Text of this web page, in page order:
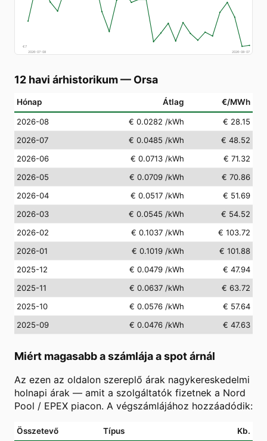
€7
2026-07-08
2026-08-07
12 havi árhistorikum— Orsa
Hónap Átlag €/MWh
2026-08 € 0.0282 /kWh
€ 28.15
2026-07
€ 0.0485 /kWh
€ 48.52
2026-06
€ 0.0713 /kWh
€ 71.32
2026-05
€ 0.0709 /kWh
€ 70.86
2026-04
€ 0.0517 /kWh
€ 51.69
2026-03
€ 0.0545 /kWh
€ 54.52
2026-02
€ 0.1037 /kWh
€ 103.72
2026-01
€ 0.1019 /kWh
€ 101.88
2025-12
€ 0.0479 /kWh
€ 47.94
2025-11
€ 0.0637 /kWh
€ 63.72
2025-10
€ 0.0576 /kWh
€ 57.64
2025-09
€ 0.0476 /kWh € 47.63
Miért magasabb a számlája a spot árnál
Az ezen az oldalon szereplő árak nagykereskedelmi
holnapi árak — amit a szolgáltatók fizetnek a Nord
Pool / EPEX piacon. A végszámlájához hozzáadódik:
Összetevő Típus Kb.